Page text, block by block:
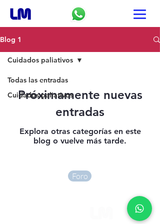
Blog 1
Todas las entradas
Cuidados paliativos
Cuidados paliativos
Próximamente nuevas
entradas
Explora otras categorías en este
blog o vuelve más tarde.
Foro